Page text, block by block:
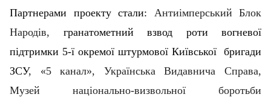
Партнерами проекту стали: Антиімперський Блок
Народів, гранатометний взвод роти вогневої
підтримки 5-ї окремої штурмової Київської бригади
ЗСУ, «5 канал», Українська Видавнича Справа,
Музей національно-визвольної боротьби